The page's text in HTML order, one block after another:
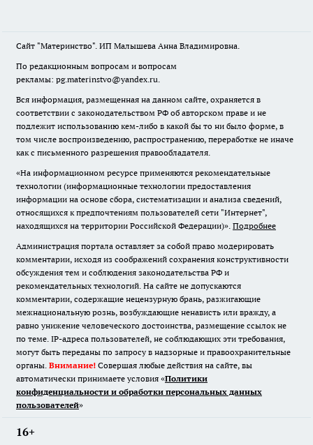
Сайт "Материнство". ИП Малышева Анна Владимировна.
По редакционным вопросам и вопросам
рекламы: pg.materinstvo@yandex.ru.
Вся информация, размещенная на данном сайте, охраняется в
соответствии с законодательством РФ об авторском праве и не
подлежит использованию кем-либо в какой бы то ни было форме, в
том числе воспроизведению, распространению, переработке не иначе
как с письменного разрешения правообладателя.
«На информационном ресурсе применяются рекомендательные
технологии (информационные технологии предоставления
информации на основе сбора, систематизации и анализа сведений,
относящихся к предпочтениям пользователей сети "Интернет",
находящихся на территории Российской Федерации)». Подробнее
Администрация портала оставляет за собой право модерировать
комментарии, исходя из соображений сохранения конструктивности
обсуждения тем и соблюдения законодательства РФ и
рекомендательных технологий. На сайте не допускаются
комментарии, содержащие нецензурную брань, разжигающие
межнациональную рознь, возбуждающие ненависть или вражду, а
равно унижение человеческого достоинства, размещение ссылок не
по теме. IP-адреса пользователей, не соблюдающих эти требования,
могут быть переданы по запросу в надзорные и правоохранительные
органы. Внимание! Совершая любые действия на сайте, вы
автоматически принимаете условия «Политики
конфиденциальности и обработки персональных данных
пользователей»
16+